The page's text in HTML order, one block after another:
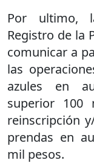
Por ultimo,
Registro de la
comunicar a
las
azules en
superior
reinscripción
prendas en
mil pesos.